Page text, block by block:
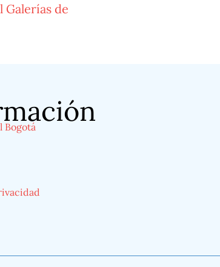
Galerías de
Bogotá